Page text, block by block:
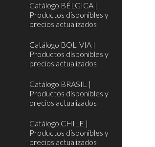
Catálogo BÉLGICA |
Productos disponibles y
precios actualizados
Catálogo BOLIVIA |
Productos disponibles y
precios actualizados
Catálogo BRASIL |
Productos disponibles y
precios actualizados
Catálogo CHILE |
Productos disponibles y
precios actualizados